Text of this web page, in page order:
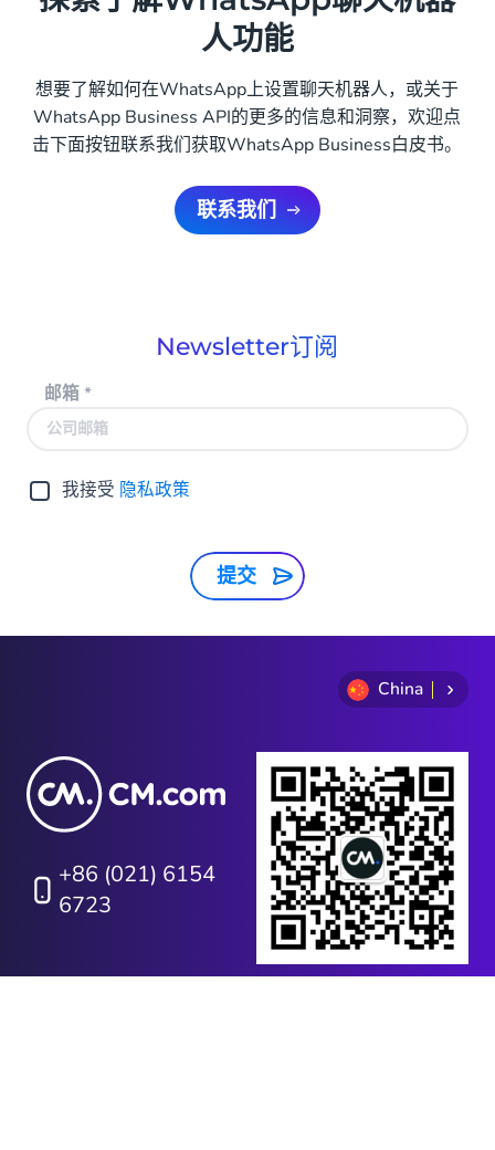
人功能
想要了解如何在WhatsApp上设置聊天机器人，或关于
WhatsApp Business API的更多的信息和洞察，欢迎点
击下面按钮联系我们获取WhatsApp Business白皮书。
联系我们
Newsletter订阅
邮箱*
我接受 隐私政策
提交
China
+86 (021) 6154
6723